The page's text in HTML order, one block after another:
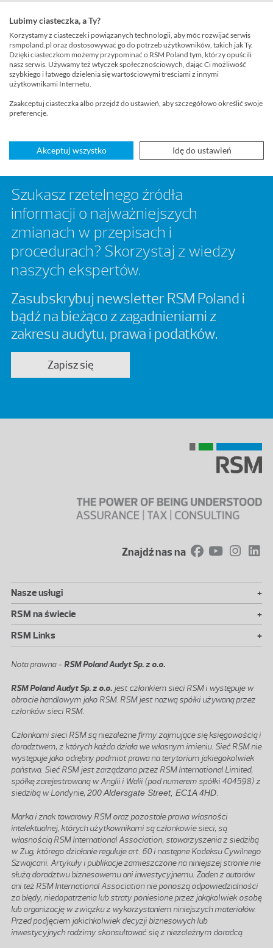
Przeczytaj również
Rozliczenia w ramach konsorcjum a VAT
Czytaj więcej>
Szukasz rzetelnego źródła
informacji o najważniejszych
zmianach w przepisach i
procedurach? Skorzystaj z wiedzy
naszych ekspertów.
Zasubskrybuj newsletter RSM Poland i
bądź na bieżąco z zagadnieniami z
zakresu audytu, prawa i podatków.
Zapisz się
Znajdź nas na
Nasze usługi
+
RSM na świecie
+
RSM Links
+
Nota prawna -RSM Poland Audyt Sp. z o.o.
RSM Poland Audyt Sp. z o.o. jest członkiem sieci RSM i występuje w
obrocie handlowym jako RSM. RSM jest nazwą spółki używaną przez
członków sieci RSM.
Członkami sieci RSM są niezależne firmy zajmujące się księgowością i
doradztwem, z których każda działa we własnym imieniu. Sieć RSM nie
występuje jako odrębny podmiot prawa na terytorium jakiegokolwiek
państwa. Sieć RSM jest zarządzana przez RSM International Limited,
spółkę zarejestrowaną w Anglii i Walii (pod numerem spółki 404598) z
siedzibą w Londynie, 200 Aldersgate Street, EC1A 4HD.
Marka i znak towarowy RSM oraz pozostałe prawa własności
intelektualnej, których użytkownikami są członkowie sieci, są
własnością RSM International Association, stowarzyszenia z siedzibą
w Zug, którego działanie reguluje art. 60 i następne Kodeksu Cywilnego
Szwajcarii. Artykuły i publikacje zamieszczone na niniejszej stronie nie
służą doradztwu biznesowemu ani inwestycyjnemu. Żaden z autorów
ani też RSM International Association nie ponoszą odpowiedzialności
za błędy, niedopatrzenia lub straty poniesione przez jakąkolwiek osobę
lub organizację w związku z wykorzystaniem niniejszych materiałów.
Przed podjęciem jakichkolwiek decyzji biznesowych lub
inwestycyjnych radzimy skonsultować się z niezależnym doradcą.
Lubimy ciasteczka, a Ty?
Korzystamy z ciasteczek i powiązanych technologii, aby móc rozwijać serwis
rsmpoland.pl oraz dostosowywać go do potrzeb użytkowników, takich jak Ty.
Dzięki ciasteczkom możemy przypominać o RSM Poland tym, którzy opuścili
nasz serwis. Używamy też wtyczek społecznościowych, dając Ci możliwość
szybkiego i łatwego dzielenia się wartościowymi treściami z innymi
użytkownikami Internetu.
Zaakceptuj ciasteczka albo przejdź do ustawień, aby szczegółowo określić swoje
preferencje.
Akceptuj wszystko Idę do ustawień